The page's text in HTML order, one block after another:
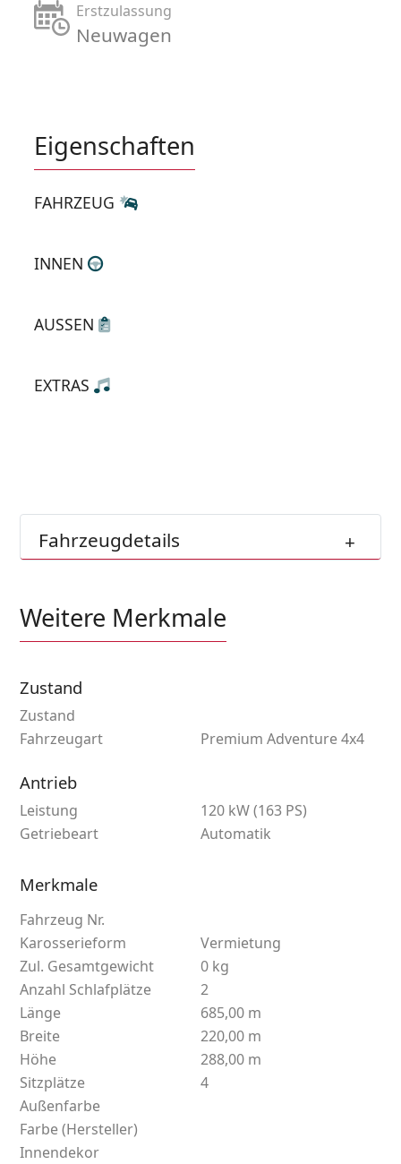
Erstzulassung
Neuwagen
Eigenschaften
FAHRZEUG
INNEN
AUSSEN
EXTRAS
Fahrzeugdetails
Weitere Merkmale
Zustand
Zustand
Fahrzeugart
Premium Adventure 4x4
Antrieb
Leistung
120 kW (163 PS)
Getriebeart
Automatik
Merkmale
Fahrzeug Nr.
Karosserieform
Vermietung
Zul. Gesamtgewicht
0 kg
Anzahl Schlafplätze
2
Länge
685,00 m
Breite
220,00 m
Höhe
288,00 m
Sitzplätze
4
Außenfarbe
Farbe (Hersteller)
Innendekor